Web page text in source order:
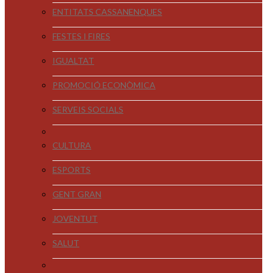
ENTITATS CASSANENQUES
FESTES I FIRES
IGUALTAT
PROMOCIÓ ECONÒMICA
SERVEIS SOCIALS
CULTURA
ESPORTS
GENT GRAN
JOVENTUT
SALUT